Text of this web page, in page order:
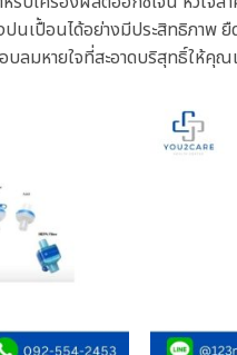
ปนเปื้อนได้อย่างมีประสิทธิภาพ
บลมหายใจที่สะอาดบริสุทธิ์ให้คุ